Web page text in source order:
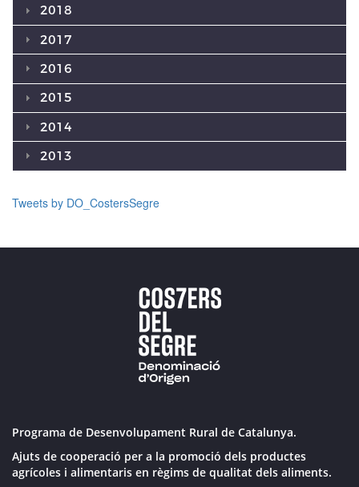
2018
2017
2016
2015
2014
2013
Tweets by DO_CostersSegre
Programa de Desenvolupament Rural de Catalunya.
Ajuts de cooperació per a la promoció dels productes
agrícoles i alimentaris en règims de qualitat dels aliments.